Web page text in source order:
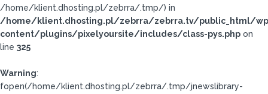
/home/klient.dhosting.pl/zebrra/.tmp/) in
/home/klient.dhosting.pl/zebrra/zebrra.tv/public_html/
content/plugins/pixelyoursite/includes/class-pys.php on
line 325
Warning:
fopen(/home/klient.dhosting.pl/zebrra/.tmp/jnewslibrary-